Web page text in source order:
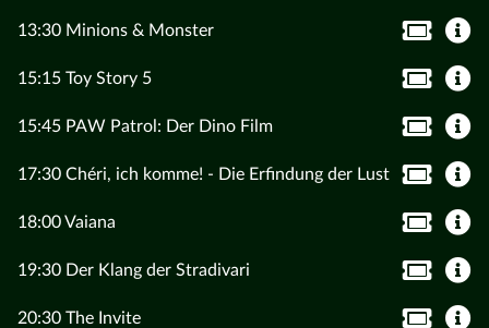
13:30 Minions & Monster
15:15 Toy Story 5
15:45 PAW Patrol: Der Dino Film
17:30 Chéri, ich komme! - Die Erfindung der Lust
18:00 Vaiana
19:30 Der Klang der Stradivari
20:30 The Invite